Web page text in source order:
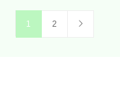
1 2